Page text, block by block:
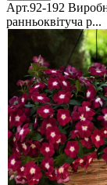
Арт.92-192
ранньоквітуча р...